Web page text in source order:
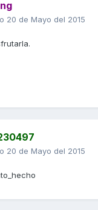
20 de Mayo del 2015
20 de Mayo del 2015